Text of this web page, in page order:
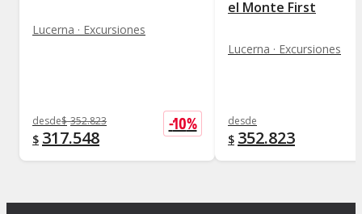
Lucerna · Excursiones
desde$ 352.823
$ 317.548
-10%
el Monte First
Lucerna · Excursiones
desde
$ 352.823